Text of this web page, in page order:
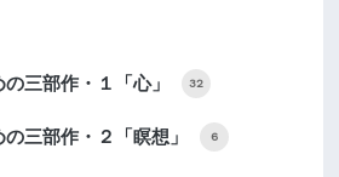
三部作・１「心」 32
三部作・２「瞑想」 6